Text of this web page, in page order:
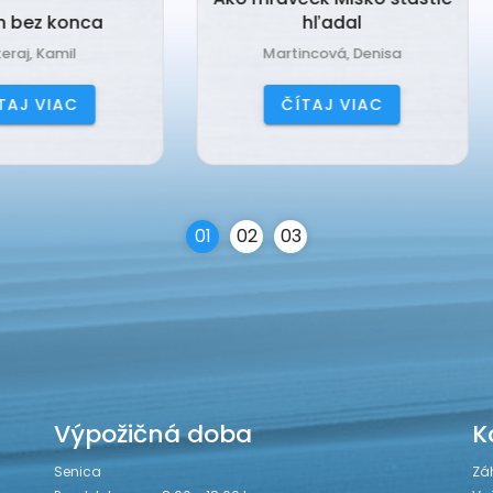
hľadal
Martincová, Denisa
ČÍTAJ VIAC
Babka Tvorilka
Jančová, Katarína
ČÍTAJ VIAC
01 02 03
Výpožičná doba
Senica